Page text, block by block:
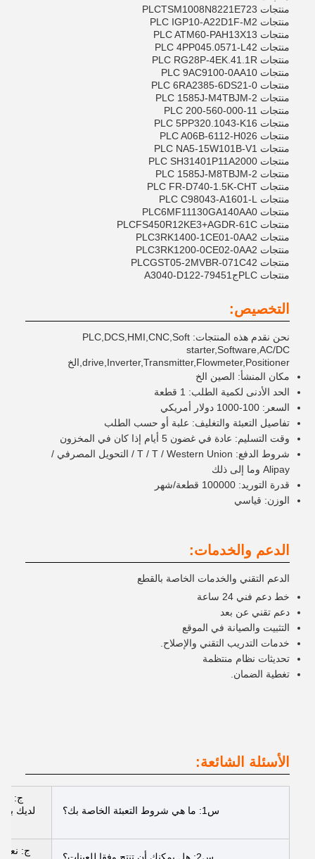
منتجات PLC
TSM1008N8221E723
منتجات PLC IGP10-A22D1F-M2
منتجات PLC ATM60-PAH13X13
منتجات PLC 4PP045.0571-L42
منتجات PLC RG28P-4EK.41.1R
منتجات PLC 9AC9100-0AA10
منتجات PLC 6RA2385-6DS21-0
منتجات PLC 1585J-M4TBJM-2
منتجات PLC 200-560-000-11
منتجات PLC 5PP320.1043-K16
منتجات PLC A06B-6112-H026
منتجات PLC NA5-15W101B-V1
منتجات PLC SH31401P11A2000
منتجات PLC 1585J-M8TBJM-2
منتجات PLC FR-D740-1.5K-CHT
منتجات PLC C98043-A1601-L
منتجات PLC 6MF11130GA140AA0
منتجات PLC
FS450R12KE3+AGDR-61C
منتجات PLC
3RK1400-1CE01-0AA2
منتجات PLC
3RK1200-0CE02-0AA2
منتجات PLC
GST05-2MVBR-071C42
منتجات PLC
ج 79451-A3040-D122
التخصيص:
نحن نقدم هذه المنتجات: PLC,DCS,HMI,CNC,Soft
starter,Software,AC/DC
drive,Inverter,Transmitter,Flowmeter,Positioner,الخ
مكان المنشأ: الصين الخ
الحد الأدنى لكمية الطلب: 1 قطعة
السعر: 100-1000 دولار أمريكي
تفاصيل التعبئة والتغليف: علبة أو حسب الطلب
وقت التسليم: عادة في غضون 5 أيام إذا كان في المخزون
شروط الدفع: T / T / Western Union / التحويل المصرفي /
Alipay وما إلى ذلك
قدرة التوريد: 100000 قطعة/شهر
الوزن: قياسي
الدعم والخدمات:
الدعم التقني والخدمات الخاصة بالقطع
خط دعم فني 24 ساعة
دعم تقني عن بعد
التثبيت والصيانة في الموقع
خدمات التدريب التقني والإصلاح.
تحديثات نظام منتظمة
تغطية الضمان.
الأسئلة الشائعة:
س1: ما هي شروط التعبئة الخاصة بك؟
ج:
لديك
ج: نعم،